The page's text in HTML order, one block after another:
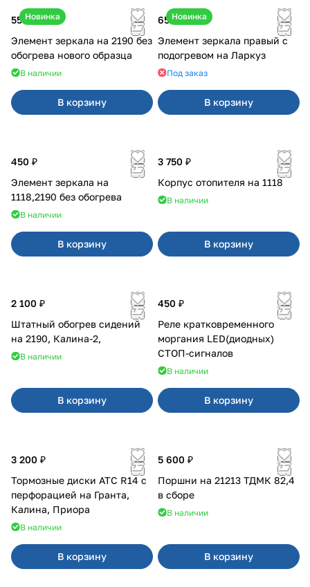
Новинка
550 ₽
Элемент зеркала на 2190 без
обогрева нового образца
В наличии
В корзину
Новинка
650 ₽
Элемент зеркала правый с
подогревом на Ларкуз
Под заказ
В корзину
450 ₽
Элемент зеркала на
1118,2190 без обогрева
В наличии
В корзину
3 750 ₽
Корпус отопителя на 1118
В наличии
В корзину
2 100 ₽
Штатный обогрев сидений
на 2190, Калина-2,
В наличии
В корзину
450 ₽
Реле кратковременного
моргания LED(диодных)
СТОП-сигналов
В наличии
В корзину
3 200 ₽
Тормозные диски АТС R14 с
перфорацией на Гранта,
Калина, Приора
В наличии
В корзину
5 600 ₽
Поршни на 21213 ТДМК 82,4
в сборе
В наличии
В корзину